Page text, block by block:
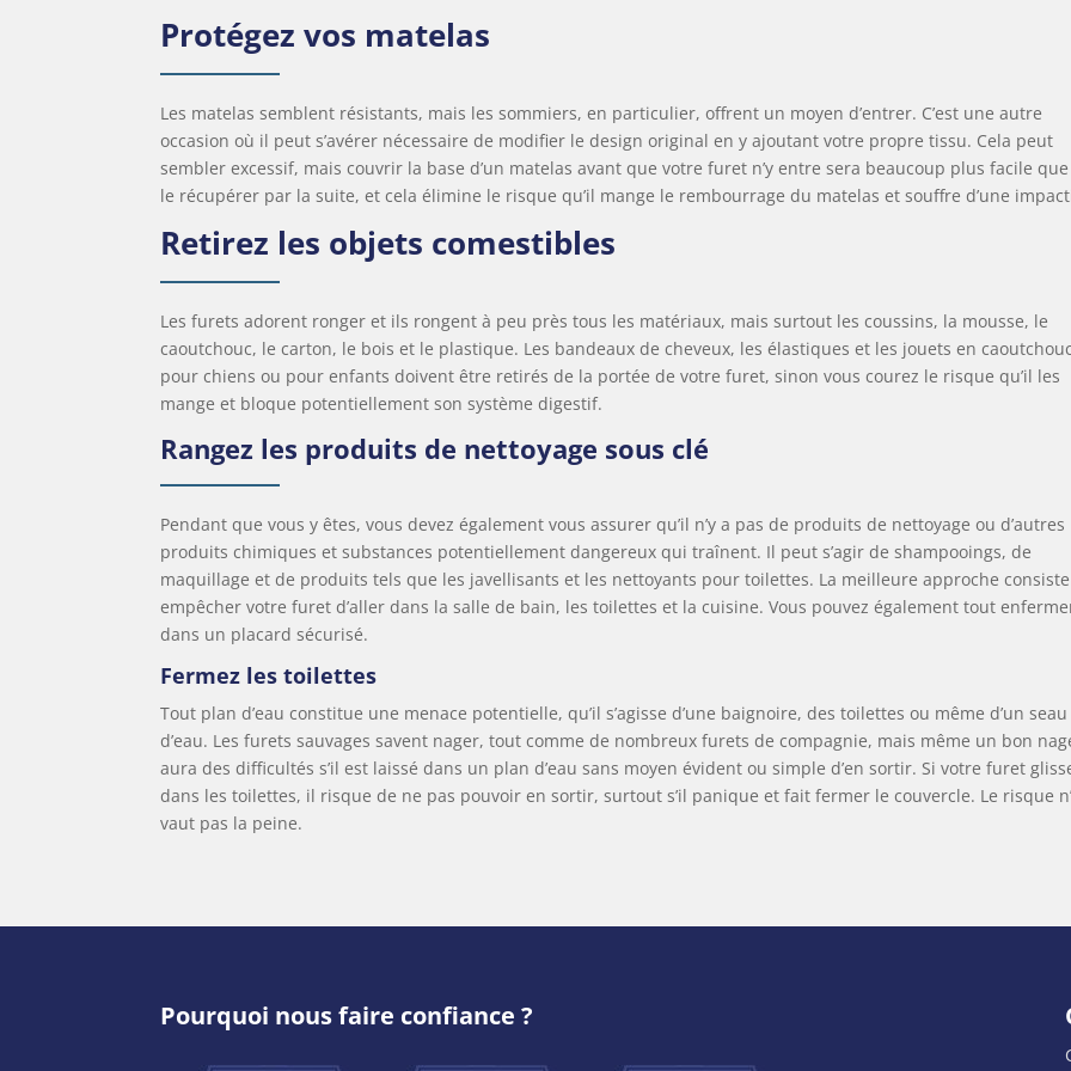
Protégez vos matelas
Les matelas semblent résistants, mais les sommiers, en particulier, offrent un moyen d’entrer. C’est une autre
occasion où il peut s’avérer nécessaire de modifier le design original en y ajoutant votre propre tissu. Cela peut
sembler excessif, mais couvrir la base d’un matelas avant que votre furet n’y entre sera beaucoup plus facile
le récupérer par la suite, et cela élimine le risque qu’il mange le rembourrage du matelas et souffre d’une
Retirez les objets comestibles
Les furets adorent ronger et ils rongent à peu près tous les matériaux, mais surtout les coussins, la mousse, le
caoutchouc, le carton, le bois et le plastique. Les bandeaux de cheveux, les élastiques et les jouets en caoutchouc
pour chiens ou pour enfants doivent être retirés de la portée de votre furet, sinon vous courez le risque qu’il les
mange et bloque potentiellement son système digestif.
Rangez les produits de nettoyage sous clé
Pendant que vous y êtes, vous devez également vous assurer qu’il n’y a pas de produits de nettoyage ou d’autres
produits chimiques et substances potentiellement dangereux qui traînent. Il peut s’agir de shampooings, de
maquillage et de produits tels que les javellisants et les nettoyants pour toilettes. La meilleure approche
empêcher votre furet d’aller dans la salle de bain, les toilettes et la cuisine. Vous pouvez également tout
dans un placard sécurisé.
Fermez les toilettes
Tout plan d’eau constitue une menace potentielle, qu’il s’agisse d’une baignoire, des toilettes ou même d’un seau
d’eau. Les furets sauvages savent nager, tout comme de nombreux furets de compagnie, mais même un bon
aura des difficultés s’il est laissé dans un plan d’eau sans moyen évident ou simple d’en sortir. Si votre furet
dans les toilettes, il risque de ne pas pouvoir en sortir, surtout s’il panique et fait fermer le couvercle. Le risque
vaut pas la peine.
Pourquoi nous faire confiance ?